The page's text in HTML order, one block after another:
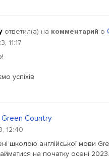
ответил(a) на комментарий о
11:17
успіхів
Green Country
12:40
школою англійської мови
на початку осені